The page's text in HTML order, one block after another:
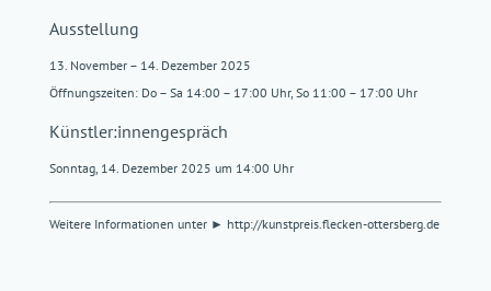
Ausstellung
13. November – 14. Dezember 2025
Öffnungszeiten: Do – Sa 14:00 – 17:00 Uhr, So 11:00 – 17:00 Uhr
Künstler:innengespräch
Sonntag, 14. Dezember 2025 um 14:00 Uhr
Weitere Informationen unter ► http://kunstpreis.flecken-ottersberg.de